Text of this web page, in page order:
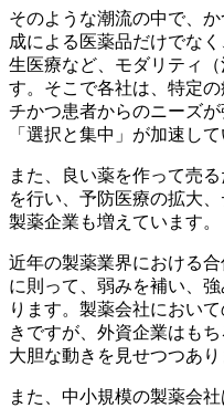
そのような潮流の中で、
成による医薬品だけでな
生医療など、モダリティ
す。そこで各社は、特定
チかつ患者からのニーズ
「選択と集中」が加速して
また、良い薬を作って売
を行い、予防医療の拡大
製薬企業も増えています。
近年の製薬業界における
に則って、弱みを補い、
ります。製薬会社におい
きですが、外資企業はも
大胆な動きを見せつつあり
また、中小規模の製薬会